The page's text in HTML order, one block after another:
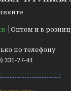
Оптом и в
по телефону
331-77-44